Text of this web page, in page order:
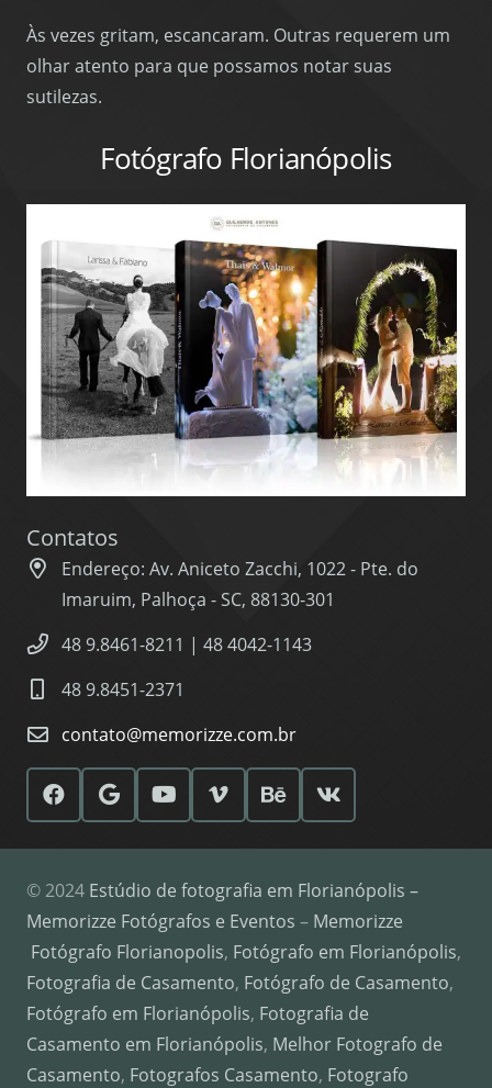
Às vezes gritam, escancaram. Outras requerem um
olhar atento para que possamos notar suas
sutilezas.
Fotógrafo Florianópolis
Contatos
Endereço: Av. Aniceto Zacchi, 1022 - Pte. do
Imaruim, Palhoça - SC, 88130-301
48 9.8461-8211 | 48 4042-1143
48 9.8451-2371
contato@memorizze.com.br
© 2024 Estúdio de fotografia em Florianópolis –
Memorizze Fotógrafos e Eventos – Memorizze
Fotógrafo Florianopolis, Fotógrafo em Florianópolis,
Fotografia de Casamento, Fotógrafo de Casamento,
Fotógrafo em Florianópolis, Fotografia de
Casamento em Florianópolis, Melhor Fotografo de
Casamento, Fotografos Casamento, Fotografo